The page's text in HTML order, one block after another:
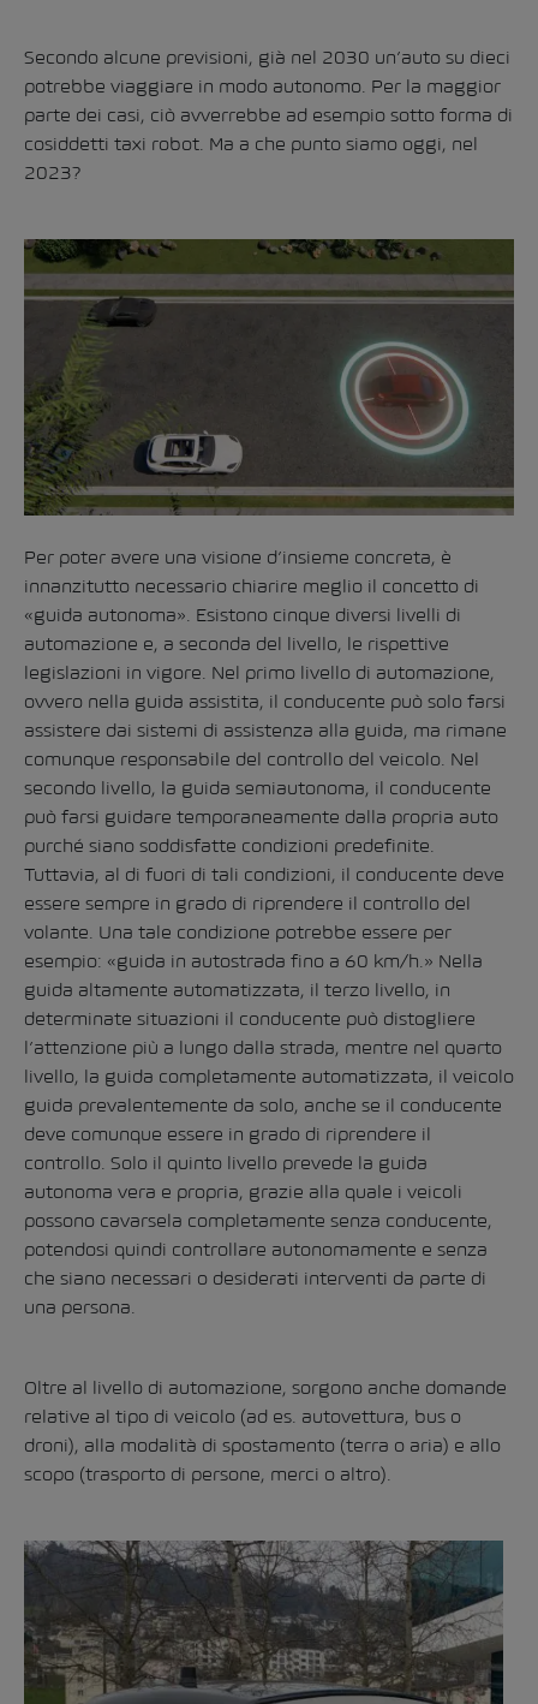
Secondo alcune previsioni, già nel 2030 un’auto su dieci
potrebbe viaggiare in modo autonomo. Per la maggior
parte dei casi, ciò avverrebbe ad esempio sotto forma di
cosiddetti taxi robot. Ma a che punto siamo oggi, nel
2023?
Per poter avere una visione d’insieme concreta, è
innanzitutto necessario chiarire meglio il concetto di
«guida autonoma». Esistono cinque diversi livelli di
automazione e, a seconda del livello, le rispettive
legislazioni in vigore. Nel primo livello di automazione,
ovvero nella guida assistita, il conducente può solo farsi
assistere dai sistemi di assistenza alla guida, ma rimane
comunque responsabile del controllo del veicolo. Nel
secondo livello, la guida semiautonoma, il conducente
può farsi guidare temporaneamente dalla propria auto
purché siano soddisfatte condizioni predefinite.
Tuttavia, al di fuori di tali condizioni, il conducente deve
essere sempre in grado di riprendere il controllo del
volante. Una tale condizione potrebbe essere per
esempio: «guida in autostrada fino a 60 km/h.» Nella
guida altamente automatizzata, il terzo livello, in
determinate situazioni il conducente può distogliere
l’attenzione più a lungo dalla strada, mentre nel quarto
livello, la guida completamente automatizzata, il veicolo
guida prevalentemente da solo, anche se il conducente
deve comunque essere in grado di riprendere il
controllo. Solo il quinto livello prevede la guida
autonoma vera e propria, grazie alla quale i veicoli
possono cavarsela completamente senza conducente,
potendosi quindi controllare autonomamente e senza
che siano necessari o desiderati interventi da parte di
una persona.
Oltre al livello di automazione, sorgono anche domande
relative al tipo di veicolo (ad es. autovettura, bus o
droni), alla modalità di spostamento (terra o aria) e allo
scopo (trasporto di persone, merci o altro).